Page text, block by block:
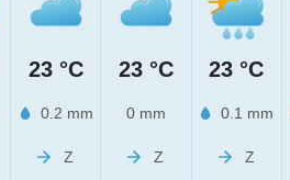
23 °C
0.2 mm
Z
23 °C
0 mm
Z
23 °C
0.1 mm
Z